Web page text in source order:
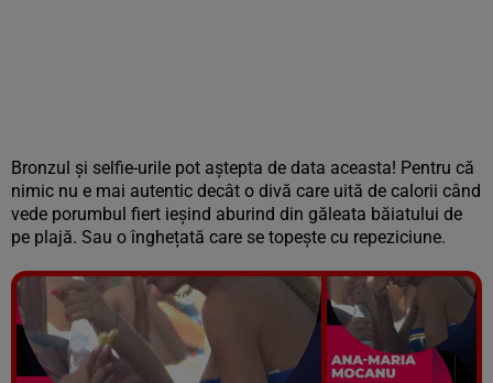
Bronzul și selfie-urile pot aștepta de data aceasta! Pentru că
nimic nu e mai autentic decât o divă care uită de calorii când
vede porumbul fiert ieșind aburind din găleata băiatului de
pe plajă. Sau o înghețată care se topește cu repeziciune.